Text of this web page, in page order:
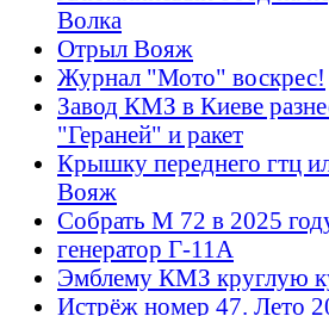
Волка
Отрыл Вояж
Журнал "Мото" воскрес!
Завод КМЗ в Киеве
"Гераней" и ракет
Крышку переднего гтц
Вояж
Собрать М 72 в 2025
генератор Г-11А
Эмблему КМЗ круглую
Истрёж номер 47. Лето